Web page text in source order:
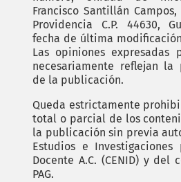
Francisco Santillán
Providencia C.P. 44630,
fecha de última
Las opiniones expresadas
necesariamente reflejan
de la publicación.
Queda estrictamente
total o parcial de los
la publicación sin previa
Estudios e
Docente A.C. (CENID) y
PAG.